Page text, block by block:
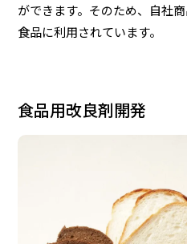
ができます。そのため、自社
食品に利用されています。
食品用改良剤開発